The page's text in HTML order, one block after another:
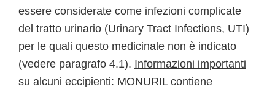
essere considerate come infezioni complicate
del tratto urinario (Urinary Tract Infections, UTI)
per le quali questo medicinale non è indicato
(vedere paragrafo 4.1). Informazioni importanti
su alcuni eccipienti: MONURIL contiene